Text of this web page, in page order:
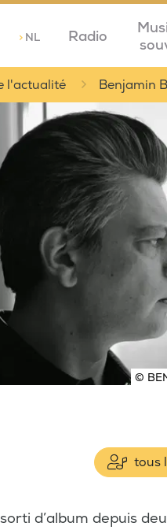
>NL Radio
l'actualité Benjamin
©
tous
d’album depuis